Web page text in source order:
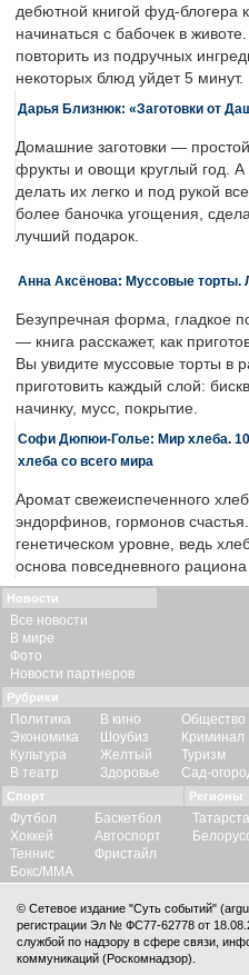
дебютной книгой фуд-блогера
начинаться с бабочек в
повторить из подручных
некоторых блюд уйдет 5 минут.
Дарья Близнюк: «Заготовки от
Домашние заготовки —
фрукты и овощи круглый год.
делать их легко и под рукой
более баночка угощения,
лучший подарок.
Анна Аксёнова: Муссовые торты.
Безупречная форма, гладкое
— книга расскажет, как
Вы увидите муссовые торты в
приготовить каждый слой:
начинку, мусс, покрытие.
Софи Дюпюи-Голье: Мир хлеба.
хлеба со всего мира
Аромат свежеиспеченного
эндорфинов, гормонов
генетическом уровне, ведь
основа повседневного
Новости
Все новости
В мире
Фото
Новости партнеров
Рубрики
Политика
Экономика
Культура
В театр
В кино
Шоубиз
Желтый
Здоровье
Общество
Криминал
Туризм
Сад-
Спорт
Футбол
Хоккей
Теннис
Бокс/ММА
Баскетбол
Автоспорт
Фристайл
Регионы
© Сетевое издание "Суть событий"
регистрации Эл № ФС77-62778 от
службой по надзору в сфере связи,
коммуникаций (Роскомнадзор).